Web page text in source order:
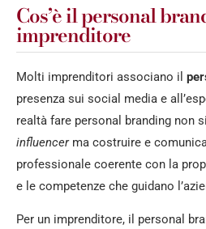
Cos’è il personal
imprenditore
Molti imprenditori associano il
presenza sui social media e
realtà fare personal branding non
influencerma costruire e
professionale coerente con la
e le competenze che guidano
Per un imprenditore, il personal